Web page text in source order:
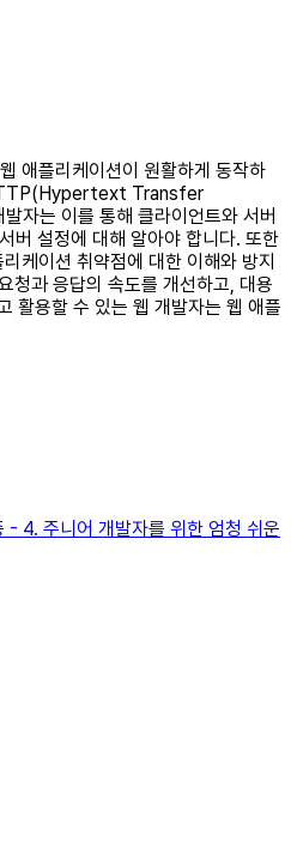
애플리케이션이 원활하게 동작하
HTTP(Hypertext Transfer
자는 이를 통해 클라이언트와 서버
버 설정에 대해 알아야 합니다. 또한
케이션 취약점에 대한 이해와 방지
청과 응답의 속도를 개선하고, 대용
활용할 수 있는 웹 개발자는 웹 애플
- 4. 주니어 개발자를 위한 엄청 쉬운